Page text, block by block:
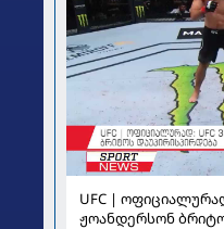
UFC |
ჟოანდერსონ